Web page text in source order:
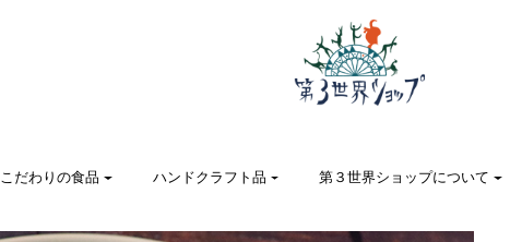
こだわりの食品 ハンドクラフト品 第３世界ショップについて